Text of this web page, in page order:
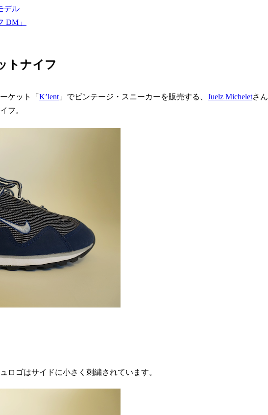
デル
DM」
トナイフ
ケット「 K’lent 」でビンテージ・スニーカーを販売する、 Juelz Micheletさん
フ。
ロゴはサイドに小さく刺繍されています。